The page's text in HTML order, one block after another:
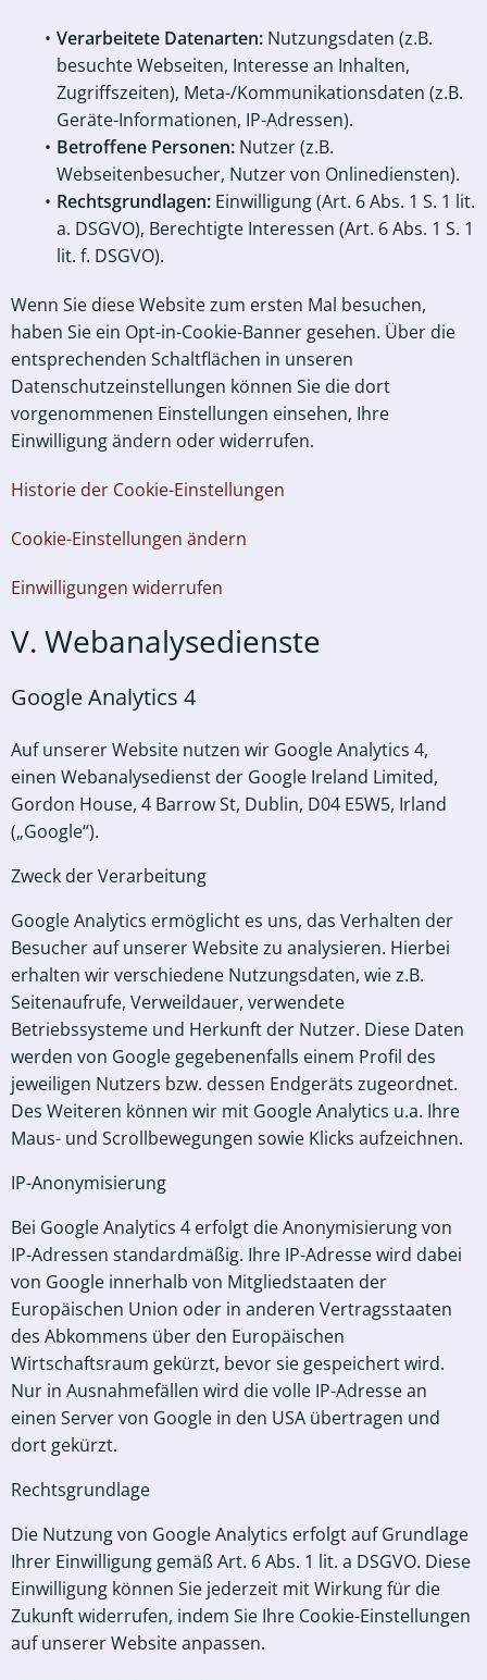
Verarbeitete Datenarten:Nutzungsdaten (z.B.
besuchte Webseiten, Interesse an Inhalten,
Zugriffszeiten), Meta-/Kommunikationsdaten (z.B.
Geräte-Informationen, IP-Adressen).
Betroffene Personen:Nutzer (z.B.
Webseitenbesucher, Nutzer von Onlinediensten).
Rechtsgrundlagen:Einwilligung (Art. 6 Abs. 1 S. 1 lit.
a. DSGVO), Berechtigte Interessen (Art. 6 Abs. 1 S. 1
lit. f. DSGVO).
Wenn Sie diese Website zum ersten Mal besuchen,
haben Sie ein Opt-in-Cookie-Banner gesehen. Über die
entsprechenden Schaltflächen in unseren
Datenschutzeinstellungen können Sie die dort
vorgenommenen Einstellungen einsehen, Ihre
Einwilligung ändern oder widerrufen.
Historie der Cookie-Einstellungen
Cookie-Einstellungen ändern
Einwilligungen widerrufen
V. Webanalysedienste
Google Analytics 4
Auf unserer Website nutzen wir Google Analytics 4,
einen Webanalysedienst der Google Ireland Limited,
Gordon House, 4 Barrow St, Dublin, D04 E5W5, Irland
(„Google“).
Zweck der Verarbeitung
Google Analytics ermöglicht es uns, das Verhalten der
Besucher auf unserer Website zu analysieren. Hierbei
erhalten wir verschiedene Nutzungsdaten, wie z.B.
Seitenaufrufe, Verweildauer, verwendete
Betriebssysteme und Herkunft der Nutzer. Diese Daten
werden von Google gegebenenfalls einem Profil des
jeweiligen Nutzers bzw. dessen Endgeräts zugeordnet.
Des Weiteren können wir mit Google Analytics u.a. Ihre
Maus- und Scrollbewegungen sowie Klicks aufzeichnen.
IP-Anonymisierung
Bei Google Analytics 4 erfolgt die Anonymisierung von
IP-Adressen standardmäßig. Ihre IP-Adresse wird dabei
von Google innerhalb von Mitgliedstaaten der
Europäischen Union oder in anderen Vertragsstaaten
des Abkommens über den Europäischen
Wirtschaftsraum gekürzt, bevor sie gespeichert wird.
Nur in Ausnahmefällen wird die volle IP-Adresse an
einen Server von Google in den USA übertragen und
dort gekürzt.
Rechtsgrundlage
Die Nutzung von Google Analytics erfolgt auf Grundlage
Ihrer Einwilligung gemäß Art. 6 Abs. 1 lit. a DSGVO. Diese
Einwilligung können Sie jederzeit mit Wirkung für die
Zukunft widerrufen, indem Sie Ihre Cookie-Einstellungen
auf unserer Website anpassen.